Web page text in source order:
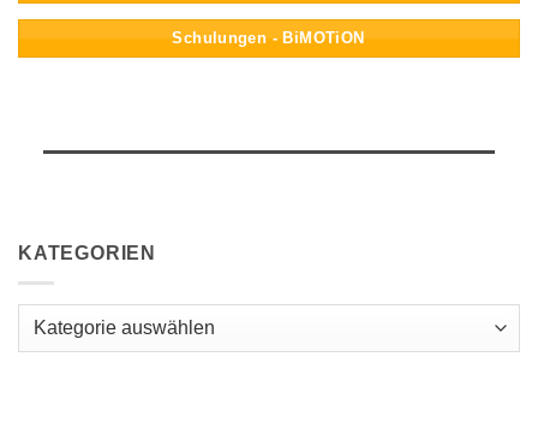
Schulungen - BiMOTiON
KATEGORIEN
Kategorien